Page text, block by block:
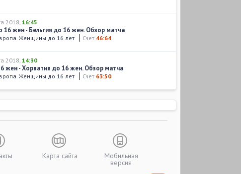
2018, 16:45
16 жен - Бельгия до 16 жен. Обзор матча
Женщины до 16 лет Счет 46:64
2018, 14:30
жен - Хорватия до 16 жен. Обзор матча
Женщины до 16 лет Счет 63:50
2018,16:45
2018
16 жен - Польша до 16 жен. Обзор матча
Женщины до 16 лет 63:95
Карта сайта Мобильная
версия